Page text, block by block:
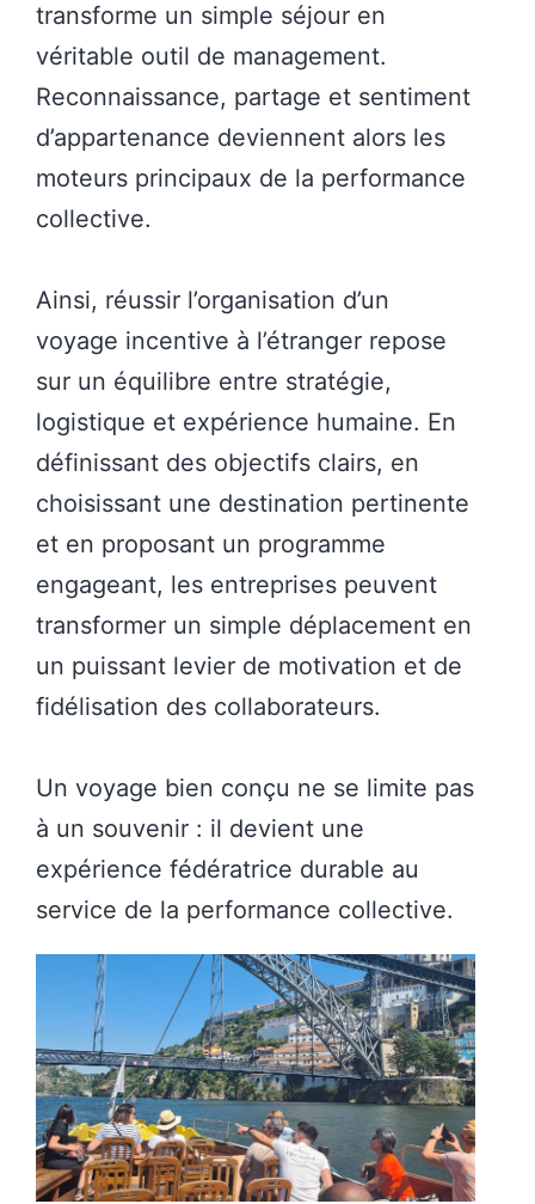
transforme un simple séjour en
véritable outil de management.
Reconnaissance, partage et sentiment
d’appartenance deviennent alors les
moteurs principaux de la performance
collective.
Ainsi, réussir l’organisation d’un
voyage incentive à l’étranger repose
sur un équilibre entre stratégie,
logistique et expérience humaine. En
définissant des objectifs clairs, en
choisissant une destination pertinente
et en proposant un programme
engageant, les entreprises peuvent
transformer un simple déplacement en
un puissant levier de motivation et de
fidélisation des collaborateurs.
Un voyage bien conçu ne se limite pas
à un souvenir : il devient une
expérience fédératrice durable au
service de la performance collective.